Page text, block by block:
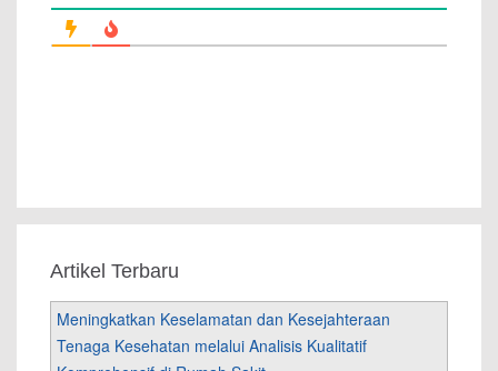
Artikel Terbaru
Meningkatkan Keselamatan dan Kesejahteraan
Tenaga Kesehatan melalui Analisis Kualitatif